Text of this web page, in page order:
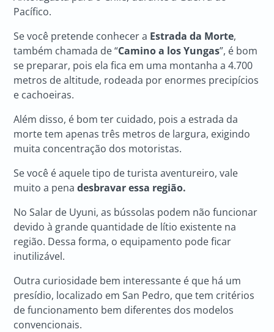
Pacífico.
Se você pretende conhecer a Estrada da Morte,
também chamada de “Camino a los Yungas”, é bom
se preparar, pois ela fica em uma montanha a 4.700
metros de altitude, rodeada por enormes precipícios
e cachoeiras.
Além disso, é bom ter cuidado, pois a estrada da
morte tem apenas três metros de largura, exigindo
muita concentração dos motoristas.
Se você é aquele tipo de turista aventureiro, vale
muito a penadesbravar essa região.
No Salar de Uyuni, as bússolas podem não funcionar
devido à grande quantidade de lítio existente na
região. Dessa forma, o equipamento pode ficar
inutilizável.
Outra curiosidade bem interessante é que há um
presídio, localizado em San Pedro, que tem critérios
de funcionamento bem diferentes dos modelos
convencionais.